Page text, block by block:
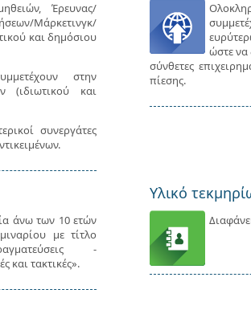
Έρευνας/
Μάρκετινγκ/
και δημόσιου
στην
(ιδιωτικού και
συνεργάτες
ώστε να
σύνθετες
πίεσης.
άνω των 10 ετών
με τίτλο
-
και τακτικές».
Υλικό